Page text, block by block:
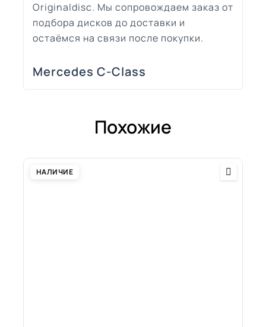
Originaldisc. Мы сопровождаем заказ от
подбора дисков до доставки и
остаёмся на связи после покупки.
Mercedes C-Class
Похожие
НАЛИЧИЕ